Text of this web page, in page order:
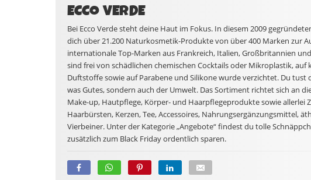
ECCO VERDE
Bei Ecco Verde steht deine Haut im Fokus. In diesem 2009
dich über 21.200 Naturkosmetik-Produkte von über 400 Marken zur
internationale Top-Marken aus Frankreich, Italien, Großbritannien
sind frei von schädlichen chemischen Cocktails oder Mikroplastik, auf
Duftstoffe sowie auf Parabene und Silikone wurde verzichtet. Du
was Gutes, sondern auch der Umwelt. Das Sortiment richtet sich an
Make-up, Hautpflege, Körper- und Haarpflegeprodukte sowie allerlei
Haarbürsten, Kerzen, Tee, Accessoires, Nahrungsergänzungsmittel,
Vierbeiner. Unter der Kategorie „Angebote“ findest du tolle
zusätzlich zum Black Friday ordentlich sparen.